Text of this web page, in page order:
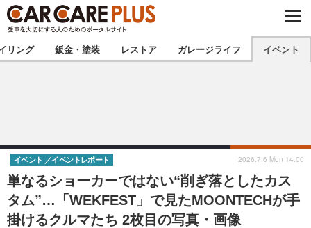
C
O
S
E
★カーケアプラス認定★ 厳選プロショップを地域から探す
甲信越 北陸
東海 関西
中国 四国
リング 鈑金・塗装 レストア ガレージライフ イベント
単なるショーカーではない“削ぎ落としたカス
タム”…「WEKFEST」で見たMOONTECHが手
掛けるクルマたち 2枚目の写真・画像
イベント イベントレポート 2026.7.6 Mon 14:00